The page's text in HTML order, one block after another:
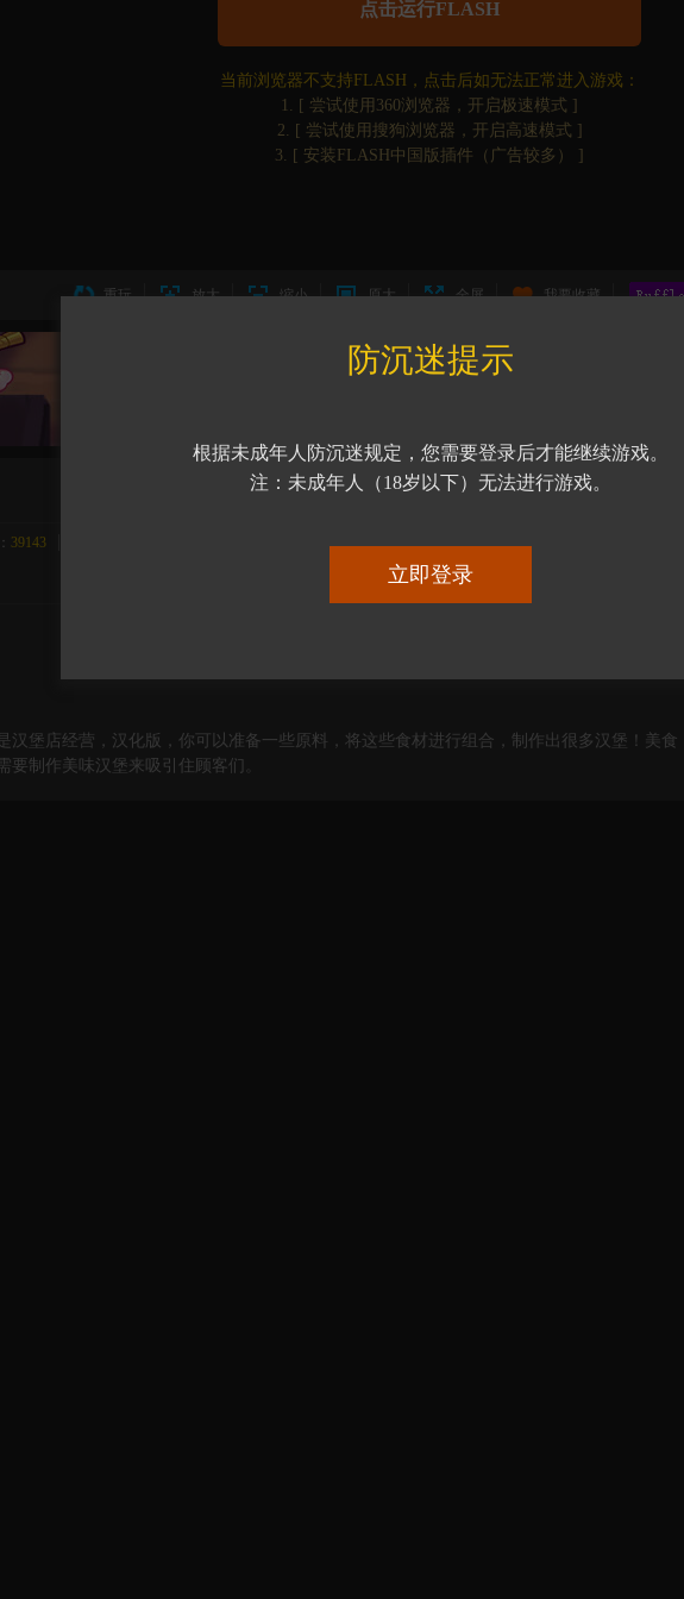
点击运行FLASH
当前浏览器不支持FLASH，点击后如无法正常进入游戏：
1. [ 尝试使用360浏览器，开启极速模式 ]
2. [ 尝试使用搜狗浏览器，开启高速模式 ]
3. [ 安装FLASH中国版插件（广告较多） ]
重玩 放大 缩小 原大 全屏 我要收藏
防沉迷提示
根据未成年人防沉迷规定，您需要登录后才能继续游戏。
注：未成年人（18岁以下）无法进行游戏。
立即登录
39143 更新：2023-02-04 20:14:39
汉堡店经营，汉化版，你可以准备一些原料，将这些食材进行组合，制作出很多汉堡！美食
制作美味汉堡来吸引住顾客们。